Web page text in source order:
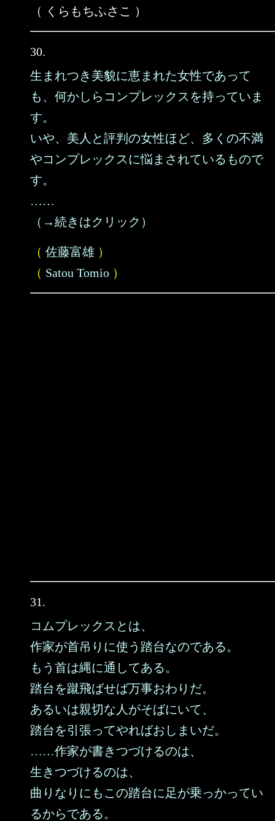
（ くらもちふさこ ）
30.
生まれつき美貌に恵まれた女性であって
も、何かしらコンプレックスを持っていま
す。
いや、美人と評判の女性ほど、多くの不満
やコンプレックスに悩まされているもので
す。
……
（→続きはクリック）
（ 佐藤富雄 ）
（ Satou Tomio ）
31.
コムプレックスとは、
作家が首吊りに使う踏台なのである。
もう首は縄に通してある。
踏台を蹴飛ばせば万事おわりだ。
あるいは親切な人がそばにいて、
踏台を引張ってやればおしまいだ。
……作家が書きつづけるのは、
生きつづけるのは、
曲りなりにもこの踏台に足が乗っかってい
るからである。